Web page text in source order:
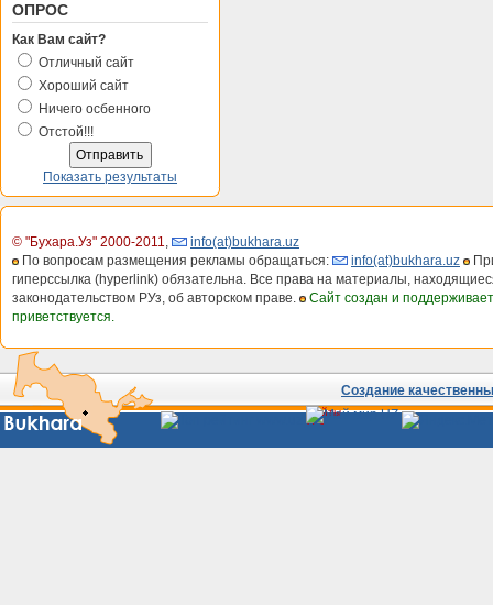
ОПРОС
Как Вам сайт?
Отличный сайт
Хороший сайт
Ничего осбенного
Отстой!!!
Показать результаты
© "Бухара.Уз" 2000-2011,
info(at)bukhara.uz
По вопросам размещения рекламы обращаться:
info(at)bukhara.uz
гиперссылка (hyperlink) обязательна. Все права на материалы,
законодательством РУз, об авторском праве.
Сайт создан и
приветствуется.
Создание
Сайты
Узбекистана